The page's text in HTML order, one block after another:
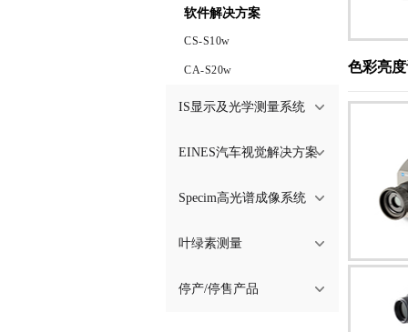
软件解决方案
CS-S10w
CA-S20w
IS显示及光学测量系统
EINES汽车视觉解决方案
Specim高光谱成像系统
叶绿素测量
停产/停售产品
色彩亮